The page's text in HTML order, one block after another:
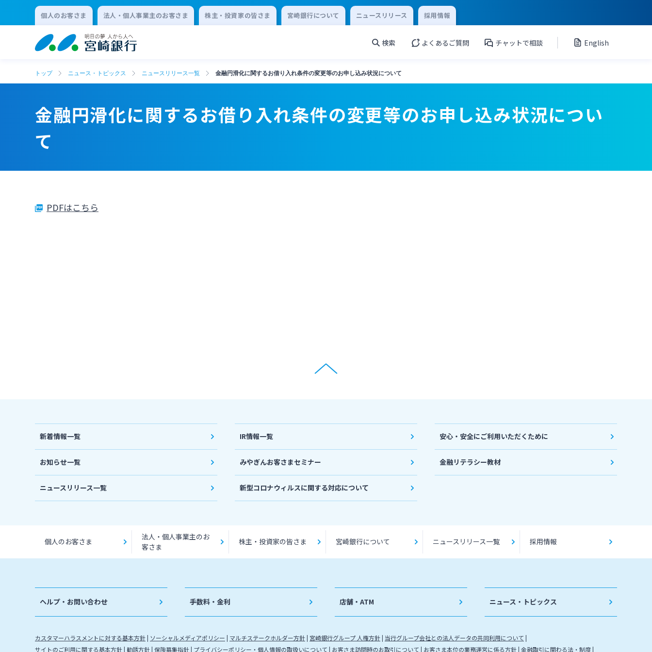
個人のお客さま 法人・個人事業主のお客さま 株主・投資家の皆さま 宮崎銀行について ニュースリリース 採用情報
検索 よくあるご質問 チャットで相談 English
トップ ニュース・トピックス ニュースリリース一覧 金融円滑化に関するお借り入れ条件の変更等のお申し込み状況について
金融円滑化に関するお借り入れ条件の変更等のお申し込み状況につい
て
PDFはこちら
新着情報一覧
お知らせ一覧
ニュースリリース一覧
IR情報一覧
みやぎんお客さまセミナー
新型コロナウィルスに関する対応について
安心・安全にご利用いただくために
金融リテラシー教材
個人のお客さま
法人・個人事業主のお
客さま
株主・投資家の皆さま 宮崎銀行について ニュースリリース一覧 採用情報
ヘルプ・お問い合わせ 手数料・金利 店舗・ATM ニュース・トピックス
カスタマーハラスメントに対する基本方針 ソーシャルメディアポリシー マルチステークホルダー方針 宮崎銀行グループ 人権方針 当行グループ会社との法人データの共同利用について
サイトのご利用に関する基本方針 勧誘方針 保険募集指針 プライバシーポリシー・個人情報の取扱いについて お客さま訪問時のお取引について お客さま本位の業務運営に係る方針 金融取引に関わる法・制度